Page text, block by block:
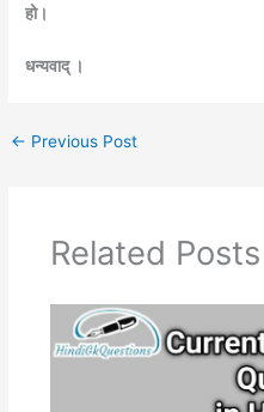
हो।
धन्यवाद् ।
← Previous Post
Related Posts